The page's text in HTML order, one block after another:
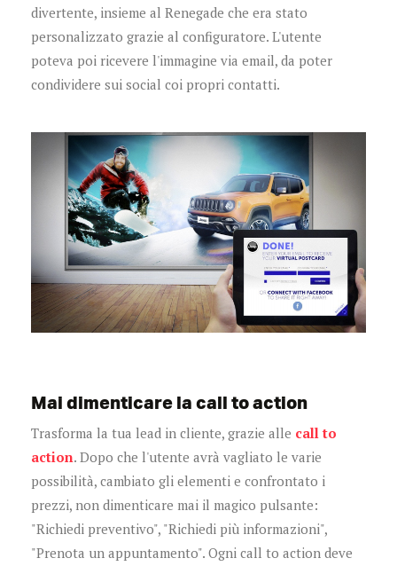
divertente, insieme al Renegade che era stato
personalizzato grazie al configuratore. L'utente
poteva poi ricevere l'immagine via email, da poter
condividere sui social coi propri contatti.
Mai dimenticare la call to action
Trasforma la tua lead in cliente, grazie alle call to
action. Dopo che l'utente avrà vagliato le varie
possibilità, cambiato gli elementi e confrontato i
prezzi, non dimenticare mai il magico pulsante:
"Richiedi preventivo", "Richiedi più informazioni",
"Prenota un appuntamento". Ogni call to action deve